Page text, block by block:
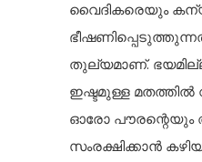
വൈദികരെയും
തുല്യമാണ്.
ഇഷ്ടമുള്ള
ഓരോ
സംരക്ഷിക്കാൻ